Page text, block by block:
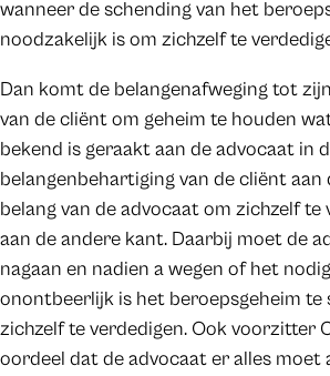
wanneer de schending van het
noodzakelijk is om zichzelf te
Dan komt de belangenafweging tot
van de cliënt om geheim te houden
bekend is geraakt aan de advocaat in
belangenbehartiging van de cliënt aan
belang van de advocaat om zichzelf
aan de andere kant. Daarbij moet de
nagaan en nadien a wegen of het
onontbeerlijk is het beroepsgeheim te
zichzelf te verdedigen. Ook voorzitter
oordeel dat de advocaat er alles moet